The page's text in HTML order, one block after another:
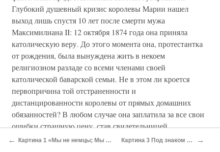
Глубокий душевный кризис королевы Марии нашел
выход лишь спустя 10 лет после смерти мужа
Максимилиана II: 12 октября 1874 года она приняла
католическую веру. До этого момента она, протестантка
от рождения, была вынуждена жить в некоем
религиозном разладе со всеми членами своей
католической баварской семьи. Не в этом ли кроется
первопричина той отстраненности и
дистанцированности королевы от прямых домашних
обязанностей? В любом случае она заплатила за все свои
ошибки страшную цену, став свидетельницей
неизлечимой болезни своего младшего сына и
← Картина 1 «Мы не немцы; Мы — баварцы!» Картина 3 Под знаком лебедя… →